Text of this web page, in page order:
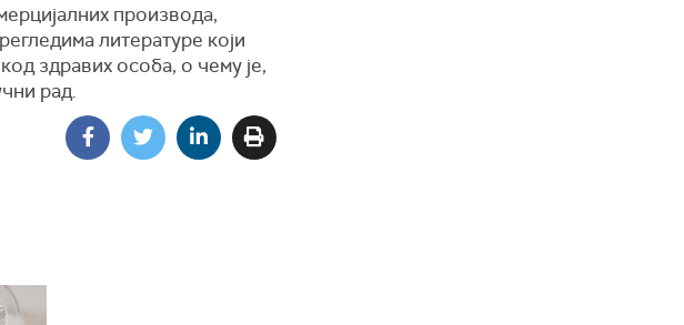
производа,
литературе који
здравих особа, о чему је,
рад.